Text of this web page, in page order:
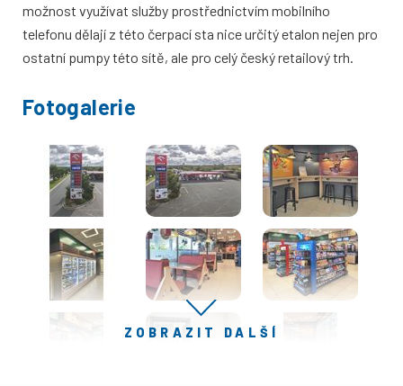
možnost využívat služby prostřednictvím mobilního
telefonu dělají z této čerpací sta nice určitý etalon nejen pro
ostatní pumpy této sítě, ale pro celý český retailový trh.
Fotogalerie
ZOBRAZIT DALŠÍ